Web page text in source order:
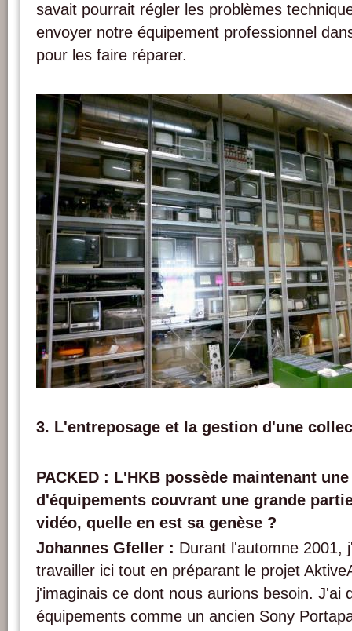
savait pourrait régler les problèmes
envoyer notre équipement professionnel
pour les faire réparer.
3. L'entreposage et la gestion d'une
PACKED : L'HKB possède maintenant
d'équipements couvrant une grande
vidéo, quelle en est sa genèse ?
Johannes Gfeller : Durant l'automne 2001,
travailler ici tout en préparant le projet
j'imaginais ce dont nous aurions besoin. J'ai
équipements comme un ancien Sony